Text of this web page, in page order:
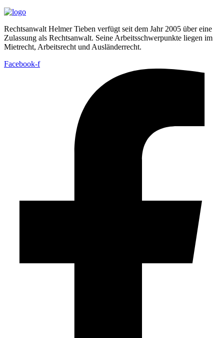
Rechtsanwalt Helmer Tieben verfügt seit dem Jahr 2005 über eine
Zulassung als Rechtsanwalt. Seine Arbeitsschwerpunkte liegen im
Mietrecht, Arbeitsrecht und Ausländerrecht.
Facebook-f